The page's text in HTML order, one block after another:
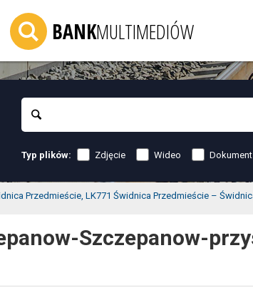
BANKMULTIMEDIÓW
Typ plików: Zdjęcie Wideo Dokument
Przedmieście, LK771 Świdnica Przedmieście –
Szczepanow-